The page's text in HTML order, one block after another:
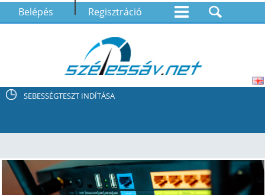
Belépés Regisztráció
SEBESSÉGTESZT INDÍTÁSA